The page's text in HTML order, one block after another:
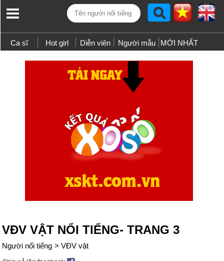
Ca sĩ Hot girl Diễn viên Người mẫu MỚI NHẤT
VĐV VẬT NỔI TIẾNG- TRANG 3
Người nổi tiếng > VĐV vật